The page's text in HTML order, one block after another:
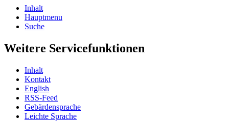
Inhalt
Hauptmenu
Suche
Weitere Servicefunktionen
In­halt
Kon­takt
English
RSS-Feed
Ge­bär­den­spra­che
Leich­te Spra­che